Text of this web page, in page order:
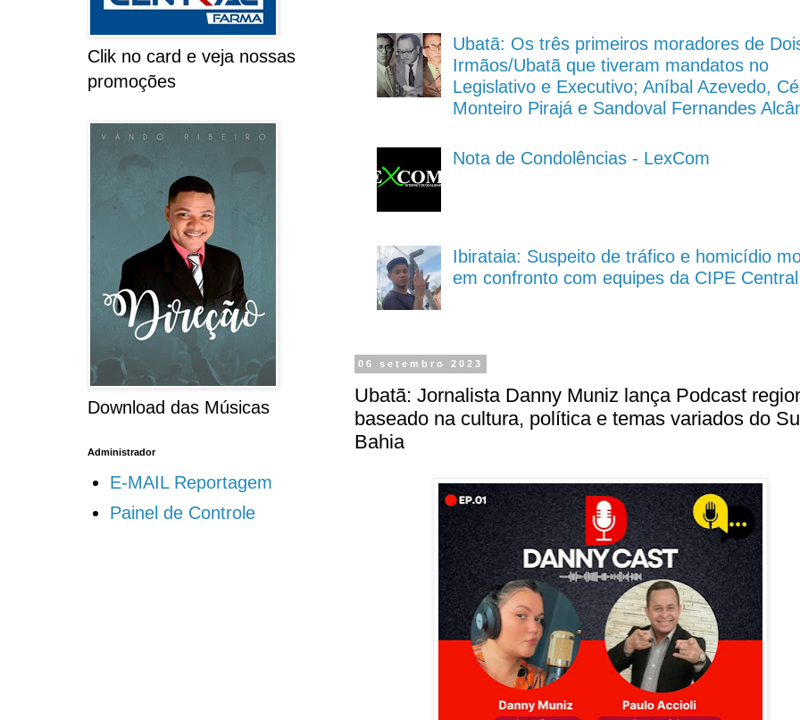
Ubatã: Os três primeiros moradores de
Irmãos/Ubatã que tiveram mandatos no
Legislativo e Executivo; Aníbal Azevedo,
Monteiro Pirajá e Sandoval Fernandes
Nota de Condolências - LexCom
Ibirataia: Suspeito de tráfico e homicídio
em confronto com equipes da CIPE Central
06 setembro 2023
Ubatã: Jornalista Danny Muniz lança Podcast
baseado na cultura, política e temas variados do
Bahia
Clik no card e veja nossas
promoções
Download das Músicas
Administrador
E-MAIL Reportagem
Painel de Controle